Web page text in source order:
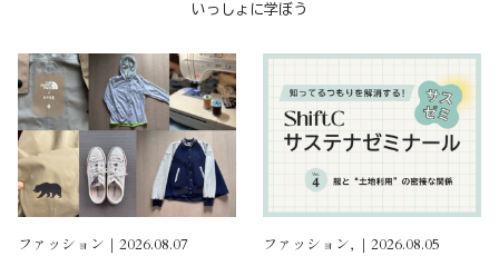
いっしょに学ぼう
ファッション｜2026.08.07 ファッション, ｜2026.08.05